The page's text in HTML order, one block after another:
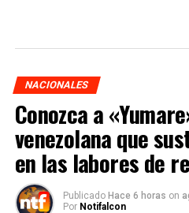
NACIONALES
Conozca a
venezolana que
en las labores de
Publicado Hace 6 horas on
Por Notifalcon